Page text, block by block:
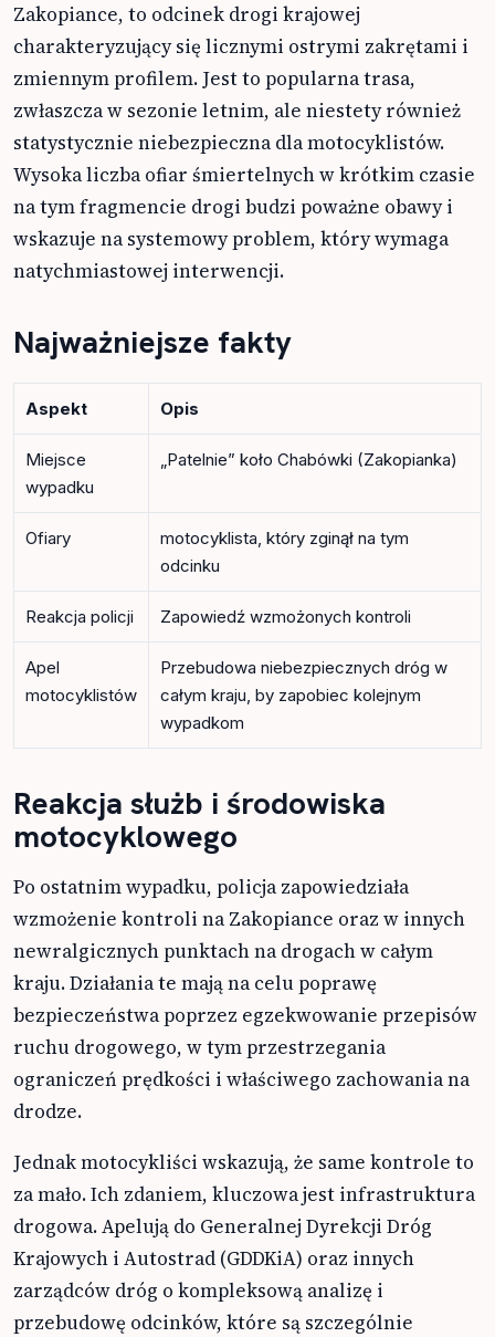
Zakopiance, to odcinek drogi krajowej
charakteryzujący się licznymi ostrymi zakrętami i
zmiennym profilem. Jest to popularna trasa,
zwłaszcza w sezonie letnim, ale niestety również
statystycznie niebezpieczna dla motocyklistów.
Wysoka liczba ofiar śmiertelnych w krótkim czasie
na tym fragmencie drogi budzi poważne obawy i
wskazuje na systemowy problem, który wymaga
natychmiastowej interwencji.
Najważniejsze fakty
Aspekt Opis
Miejsce
wypadku
„Patelnie” koło Chabówki (Zakopianka)
Ofiary
motocyklista, który zginął na tym
odcinku
Reakcja policji Zapowiedź wzmożonych kontroli
Apel
motocyklistów
Przebudowa niebezpiecznych dróg w
całym kraju, by zapobiec kolejnym
wypadkom
Reakcja służb i środowiska
motocyklowego
Po ostatnim wypadku, policja zapowiedziała
wzmożenie kontroli na Zakopiance oraz w innych
newralgicznych punktach na drogach w całym
kraju. Działania te mają na celu poprawę
bezpieczeństwa poprzez egzekwowanie przepisów
ruchu drogowego, w tym przestrzegania
ograniczeń prędkości i właściwego zachowania na
drodze.
Jednak motocykliści wskazują, że same kontrole to
za mało. Ich zdaniem, kluczowa jest infrastruktura
drogowa. Apelują do Generalnej Dyrekcji Dróg
Krajowych i Autostrad (GDDKiA) oraz innych
zarządców dróg o kompleksową analizę i
przebudowę odcinków, które są szczególnie